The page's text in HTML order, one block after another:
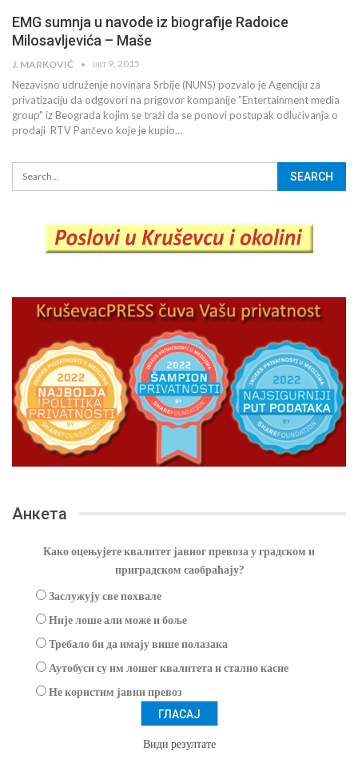
EMG sumnja u navode iz biografije Radoice
Milosavljevića – Maše
J. MARKOVIĆ окт 9, 2015
Nezavisno udruženje novinara Srbije (NUNS) pozvalo je Agenciju za
privatizaciju da odgovori na prigovor kompanije "Entertainment media
group" iz Beograda kojim se traži da se ponovi postupak odlučivanja o
prodaji RTV Pančevo koje je kupio…
Анкета
Како оцењујете квалитет јавног превоза у градском и
приградском саобраћају?
Заслужују све похвале
Није лоше али може и боље
Требало би да имају више полазака
Аутобуси су им лошег квалитета и стално касне
Не користим јавни превоз
Види резултате